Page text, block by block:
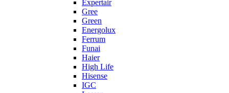
Expertair
Gree
Green
Energolux
Ferrum
Funai
Haier
High Life
Hisense
IGC